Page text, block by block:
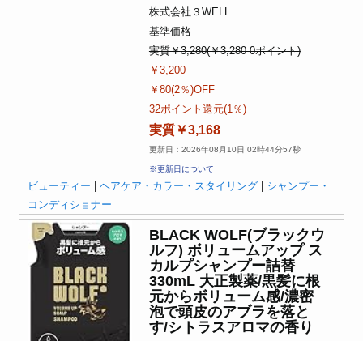
株式会社３WELL
基準価格
実質￥3,280(￥3,280-0ポイント)
￥3,200
￥80(2％)OFF
32ポイント還元(1％)
実質￥3,168
更新日：2026年08月10日 02時44分57秒
※更新日について
ビューティー ヘアケア・カラー・スタイリング| シャンプー・
コンディショナー
BLACK WOLF(ブラックウ
ルフ) ボリュームアップ ス
カルプシャンプー詰替
330mL 大正製薬/黒髪に根
元からボリューム感/濃密
泡で頭皮のアブラを落と
す/シトラスアロマの香り